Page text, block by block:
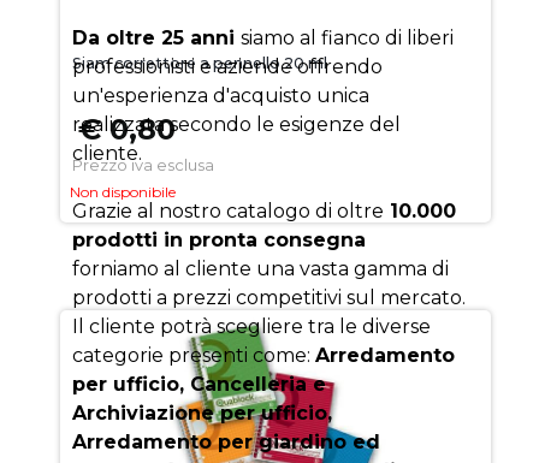
Siam correttore a pennello 20 ml
€ 0,80
Prezzo iva esclusa
Non disponibile
Da oltre 25 anni siamo al fianco di liberi
professionisti e aziende offrendo
un'esperienza d'acquisto unica
realizzata secondo le esigenze del
cliente.
Grazie al nostro catalogo di oltre 10.000
prodotti in pronta consegna
forniamo al cliente una vasta gamma di
prodotti a prezzi competitivi sul mercato.
Il cliente potrà scegliere tra le diverse
categorie presenti come: Arredamento
per ufficio, Cancelleria e
Archiviazione per ufficio,
Arredamento per giardino ed